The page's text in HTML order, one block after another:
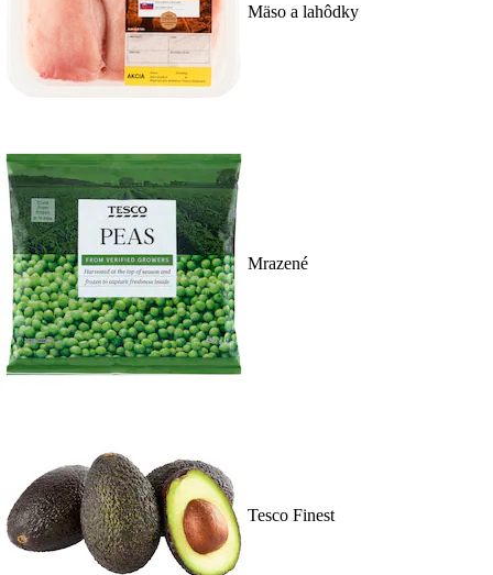
Mäso a lahôdky
Mrazené
Tesco Finest